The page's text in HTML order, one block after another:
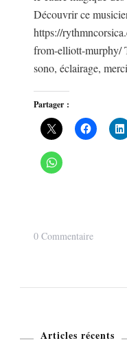
Découvrir ce
https://
from-elliott-murphy/
sono, éclairage,
Partager :
0 CommentaireSur
Articles récents